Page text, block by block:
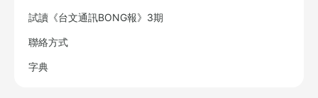
試讀《台文通訊BONG報》3期
聯絡方式
字典